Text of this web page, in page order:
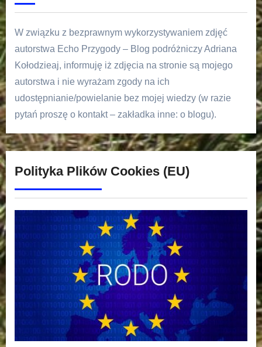
W związku z bezprawnym wykorzystywaniem zdjęć
autorstwa Echo Przygody – Blog podróżniczy Adriana
Kołodzieaj, informuję iż zdjęcia na stronie są mojego
autorstwa i nie wyrażam zgody na ich
udostępnianie/powielanie bez mojej wiedzy (w razie
pytań proszę o kontakt – zakładka inne: o blogu).
Polityka Plików Cookies (EU)